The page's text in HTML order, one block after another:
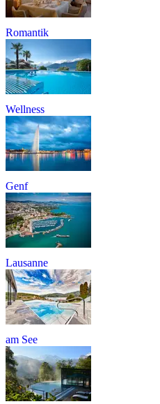
Romantik
Wellness
Genf
Lausanne
am See